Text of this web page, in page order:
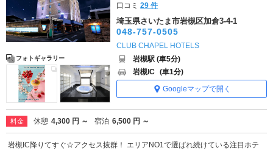
フォトギャラリー
口コミ29 件
埼玉県さいたま市岩槻区加倉3-4-1
048-757-0505
CLUB CHAPEL HOTELS
岩槻駅 (車5分)
岩槻IC (車1分)
Googleマップで開く
料金 休憩 4,300 円 ～ 宿泊 6,500 円 ～
岩槻IC降りてすぐ☆アクセス抜群！ エリアNO1で選ばれ続けている注目ホテ